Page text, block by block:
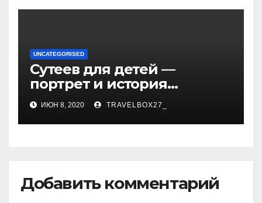
непревзойденный талант!
UNCATEGORISED
Сутеев для детей —
портрет и история
творчества известного и
любимого художника
ИЮН 8, 2020 TRAVELBOX27_
Добавить комментарий